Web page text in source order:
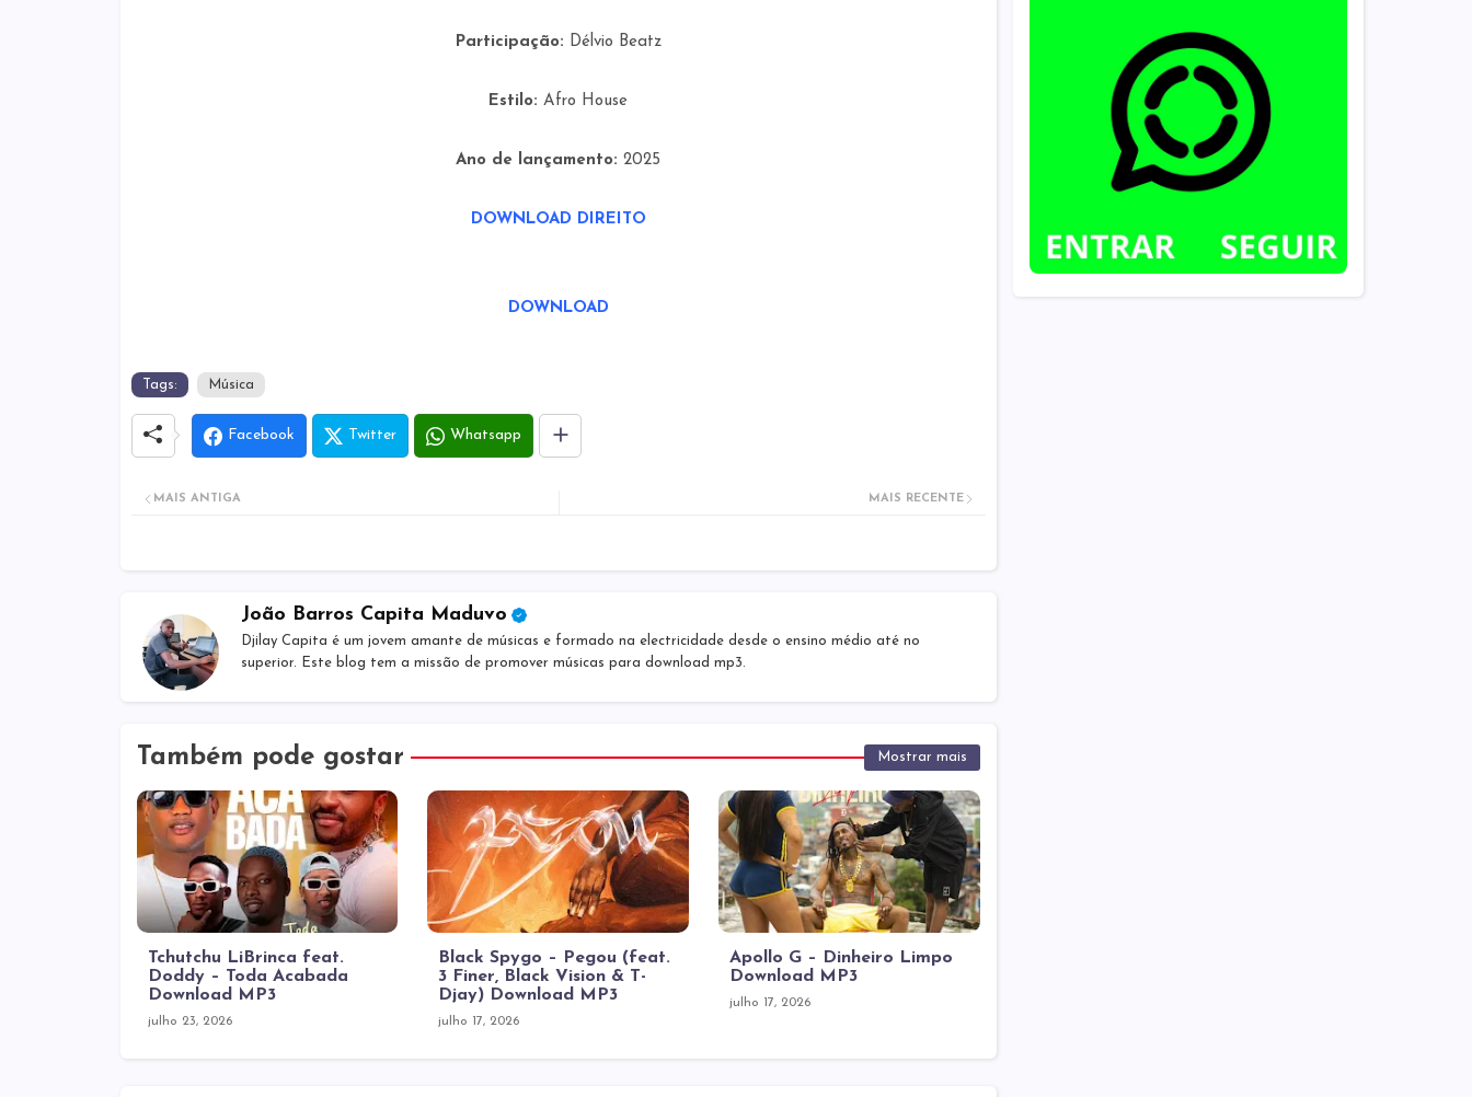
Participação: Délvio Beatz
Estilo: Afro House
Ano de lançamento: 2025
DOWNLOAD DIREITO
DOWNLOAD
Tags: Música
Facebook Twitter Whatsapp
MAIS RECENTE
MAIS ANTIGA
João Barros Capita Maduvo
Djilay Capita é um jovem amante de músicas e formado na electricidade desde o ensino médio até no
superior. Este blog tem a missão de promover músicas para download mp3.
Também pode gostar Mostrar mais
Tchutchu LiBrinca feat.
Doddy – Toda Acabada
Download MP3
julho 23, 2026
Black Spygo – Pegou (feat.
3 Finer, Black Vision & T-
Djay) Download MP3
julho 17, 2026
Apollo G – Dinheiro Limpo
Download MP3
julho 17, 2026